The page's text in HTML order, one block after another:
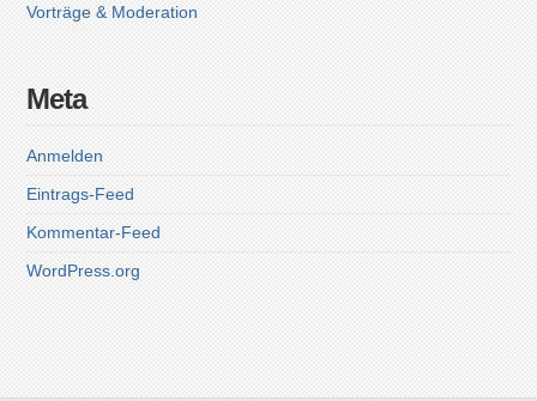
Vorträge & Moderation
Meta
Anmelden
Eintrags-Feed
Kommentar-Feed
WordPress.org